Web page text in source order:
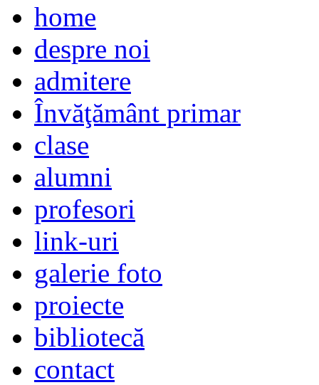
home
despre noi
admitere
Învăţământ primar
clase
alumni
profesori
link-uri
galerie foto
proiecte
bibliotecă
contact